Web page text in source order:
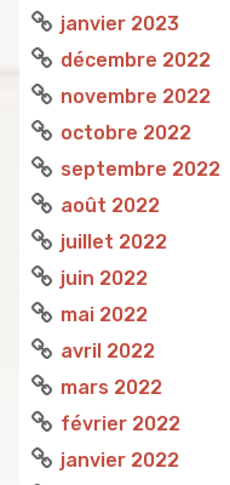
janvier 2023
décembre 2022
novembre 2022
octobre 2022
septembre 2022
août 2022
juillet 2022
juin 2022
mai 2022
avril 2022
mars 2022
février 2022
janvier 2022